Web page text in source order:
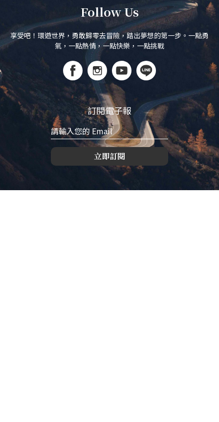
Follow Us
享受吧！環遊世界，勇敢歸零去冒險，踏出夢想的第一步。一點勇
氣，一點熱情，一點快樂，一點挑戰
訂閱電子報
立即訂閱